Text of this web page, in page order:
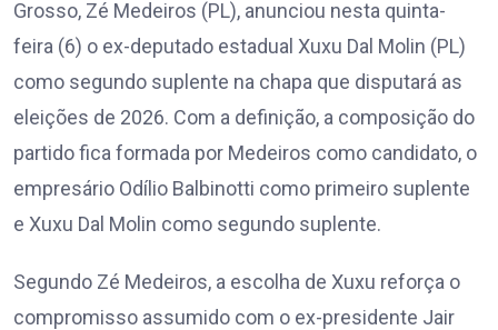
Grosso, Zé Medeiros (PL), anunciou nesta quinta-
feira (6) o ex-deputado estadual Xuxu Dal Molin (PL)
como segundo suplente na chapa que disputará as
eleições de 2026. Com a definição, a composição do
partido fica formada por Medeiros como candidato, o
empresário Odílio Balbinotti como primeiro suplente
e Xuxu Dal Molin como segundo suplente.
Segundo Zé Medeiros, a escolha de Xuxu reforça o
compromisso assumido com o ex-presidente Jair